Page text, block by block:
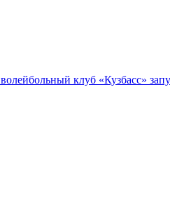
клуб «Кузбасс»